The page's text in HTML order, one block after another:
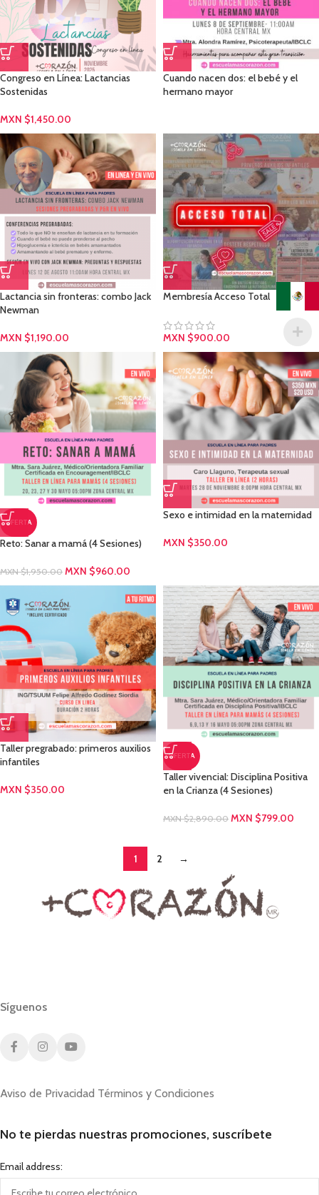
Congreso en Línea: Lactancias
Sostenidas
MXN $1,450.00
Cuando nacen dos: el bebé y el
hermano mayor
Lactancia sin fronteras: combo Jack
Newman
MXN $1,190.00
Membresía Acceso Total
MXN $900.00
OFERTA
Reto: Sanar a mamá (4 Sesiones)
MXN $1,950.00 MXN $960.00
Sexo e intimidad en la maternidad
MXN $350.00
Taller pregrabado: primeros auxilios
infantiles
MXN $350.00
OFERTA
Taller vivencial: Disciplina Positiva
en la Crianza (4 Sesiones)
MXN $2,890.00 MXN $799.00
1 2 →
Síguenos
Aviso de Privacidad Términos y Condiciones
No te pierdas nuestras promociones, suscríbete
Email address: